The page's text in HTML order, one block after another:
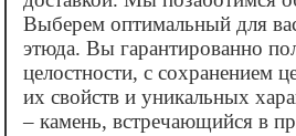
Выберем оптимальный для
этюда. Вы гарантированно
целостности, с сохранением
их свойств и уникальных
– камень, встречающийся в